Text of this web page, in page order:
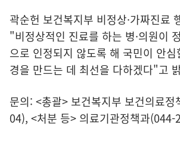
곽순헌 보건복지부 비정상·가짜진료
"비정상적인 진료를 하는 병·의원이
으로 인정되지 않도록 해 국민이 안
경을 만드는 데 최선을 다하겠다"고
문의: <총괄> 보건복지부 보건의료
04), <처분 등> 의료기관정책과